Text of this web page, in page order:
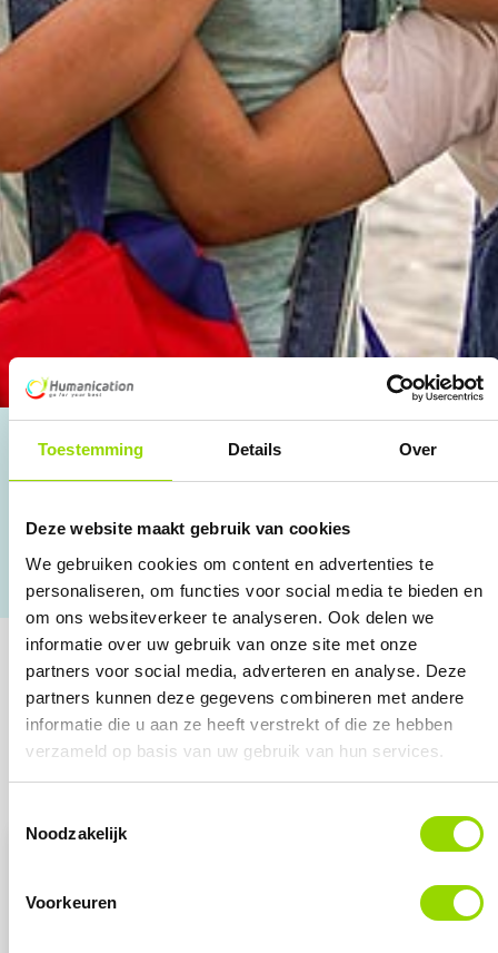
Toestemming Details Over
Deze website maakt gebruik van cookies
We gebruiken cookies om content en advertenties te
personaliseren, om functies voor social media te bieden en
om ons websiteverkeer te analyseren. Ook delen we
informatie over uw gebruik van onze site met onze
partners voor social media, adverteren en analyse. Deze
partners kunnen deze gegevens combineren met andere
informatie die u aan ze heeft verstrekt of die ze hebben
verzameld op basis van uw gebruik van hun services.
Noodzakelijk
Voorkeuren
4.8 o.b.v. Google reviews
Persoonlijke aanpak
Track:Extramile
Academy